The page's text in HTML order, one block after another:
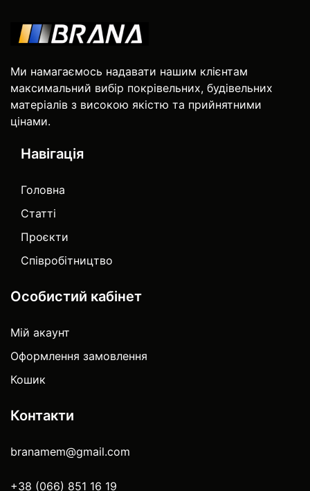
Ми намагаємось надавати нашим клієнтам
максимальний вибір покрівельних, будівельних
матеріалів з високою якістю та прийнятними
цінами.
Навігація
Головна
Статті
Проєкти
Співробітництво
Особистий кабінет
Мій акаунт
Оформлення замовлення
Кошик
Контакти
branamem@gmail.com
+38 (066) 851 16 19